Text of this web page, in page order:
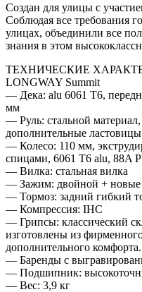
Создан для улицы с
Соблюдая все требования
улицах, объединили все
знания в этом
ТЕХНИЧЕСКИЕ
LONGWAY Summit
— Дека: alu 6061 T6,
мм
— Руль: стальной
дополнительные
— Колесо: 110 мм,
спицами, 6061 T6 alu, 88A
— Вилка: стальная вилка
— Зажим: двойной + новые
— Тормоз: задний гибкий
— Компрессия: IHC
— Грипсы: классический
изготовлены из
дополнительного комфорта.
— Баренды с
— Подшипник:
— Вес: 3,9 кг